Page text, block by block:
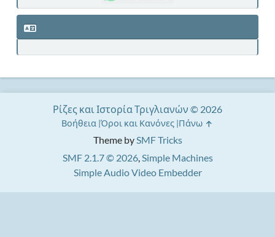
Theme bySMF Tricks
SMF 2.1.7 © 2026,Simple Machines
Simple Audio Video Embedder
Ρίζες και Ιστορία Τριγλιανών © 2026
Βοήθεια Όροι και Κανόνες Πάνω